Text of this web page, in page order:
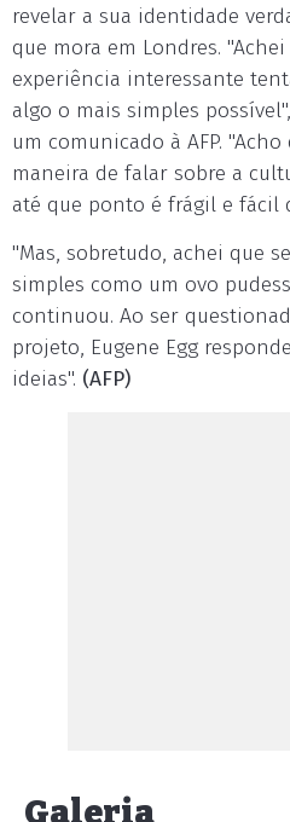
revelar a sua identidade
que mora em Londres.
experiência interessante
algo o mais simples
um comunicado à AFP.
maneira de falar sobre a
até que ponto é frágil e fácil
"Mas, sobretudo, achei que
simples como um ovo
continuou. Ao ser
projeto, Eugene Egg
ideias". (AFP)
Galeria